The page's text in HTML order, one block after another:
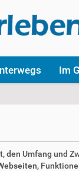
Im
Umfang und